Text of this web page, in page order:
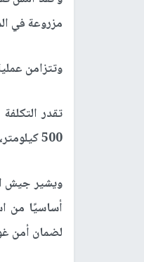
مزروعة في
وتتزامن
500 كيلومتر، من مرتفعات الجولان الجنوبية إلى شمال إيلات.
ويشير جيش
أساسيًا من
لضمان أمن